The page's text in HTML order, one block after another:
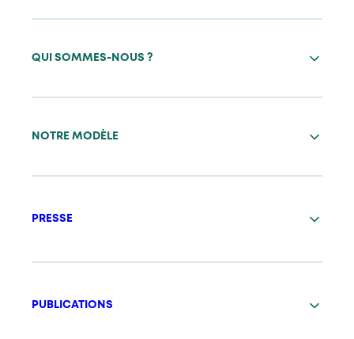
QUI SOMMES-NOUS ?
NOTRE MODÈLE
PRESSE
PUBLICATIONS